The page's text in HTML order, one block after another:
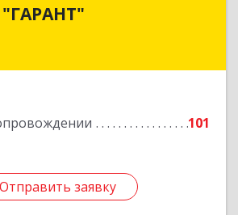
101
Отправить заявку
край, Чайковский г, Карла
Отправить заявку